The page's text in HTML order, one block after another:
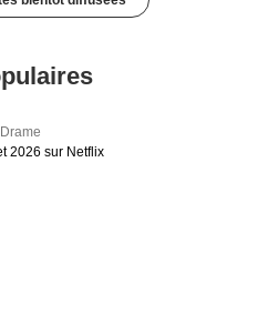
Drame
2026 sur Netflix